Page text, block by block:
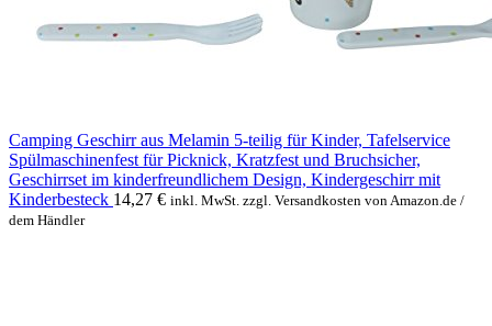
Camping Geschirr aus Melamin 5-teilig für Kinder, Tafelservice
Spülmaschinenfest für Picknick, Kratzfest und Bruchsicher,
Geschirrset im kinderfreundlichem Design, Kindergeschirr mit
Kinderbesteck 14,27 € inkl. MwSt. zzgl. Versandkosten von Amazon.de /
dem Händler